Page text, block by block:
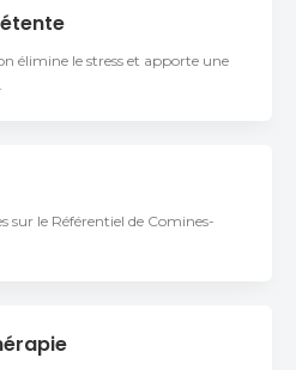
élimine le stress et apporte une
sur le Référentiel de Comines-